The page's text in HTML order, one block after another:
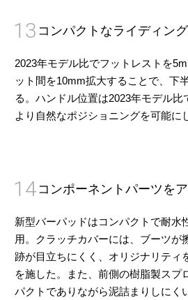
13 コンパクトなライディン
2023年モデル比でフットレストを
ット間を10mm拡大することで、下
る。ハンドル位置は2023年モデル比
より自然なポジショニングを可能に
14 コンポーネントパーツを
新型バーパッドはコンパクトで耐水
用。クラッチカバーには、ブーツが
跡が目立ちにくく、オリジナリティ
を施した。また、前側の樹脂製スプ
パクトでありながら泥詰まりしにく